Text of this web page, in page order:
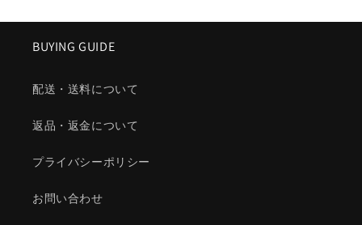
BUYING GUIDE
配送・送料について
返品・返金について
プライバシーポリシー
お問い合わせ